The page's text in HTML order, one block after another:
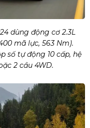
dùng động cơ 2.3L
mã lực, 563 Nm).
số tự động 10 cấp, hệ
2 cầu 4WD.